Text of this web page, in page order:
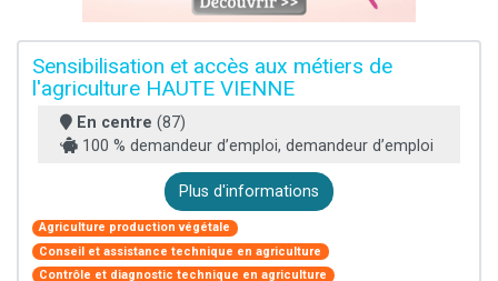
Sensibilisation et accès aux métiers de
l'agriculture HAUTE VIENNE
En centre (87)
100 % demandeur d’emploi, demandeur d’emploi
Plus d'informations
Agriculture production végétale
Conseil et assistance technique en agriculture
Contrôle et diagnostic technique en agriculture